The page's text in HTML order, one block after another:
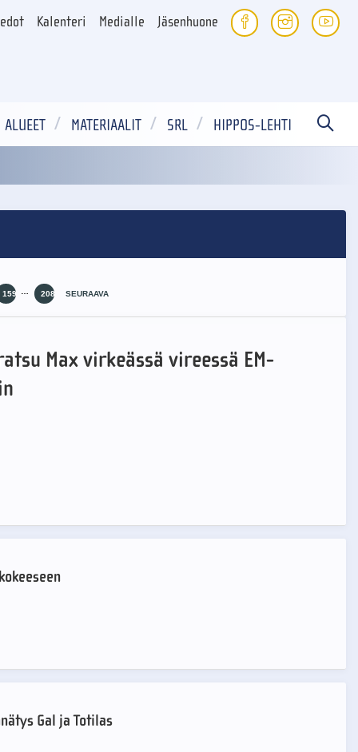
Kalenteri Medialle Jäsenhuone
ALUEET MATERIAALIT SRL HIPPOS-LEHTI
159 … 208 SEURAAVA
Max virkeässä vireessä EM-
Gal ja Totilas